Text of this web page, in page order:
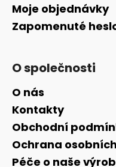
Moje objednávky
Zapomenuté
O společnosti
O nás
Kontakty
Obchodní
Ochrana
Péče o naše